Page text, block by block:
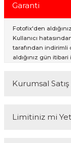
Garanti
Fotofix'den
Kullanıcı
tarafından indirimli
aldığınız gün
Kurumsal Satış
online web sitesi
Limitiniz mi